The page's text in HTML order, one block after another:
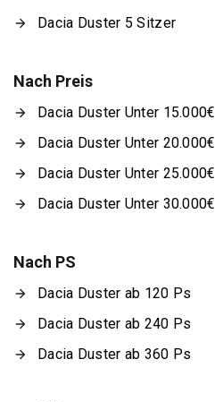
Dacia Duster 5 Sitzer
Nach Preis
Dacia Duster Unter 15.000€
Dacia Duster Unter 20.000€
Dacia Duster Unter 25.000€
Dacia Duster Unter 30.000€
Nach PS
Dacia Duster ab 120 Ps
Dacia Duster ab 240 Ps
Dacia Duster ab 360 Ps